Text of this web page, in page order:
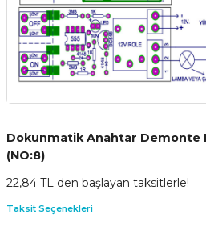
Dokunmatik Anahtar Demonte
(NO:8)
22,84 TL den başlayan taksitlerle!
Taksit Seçenekleri